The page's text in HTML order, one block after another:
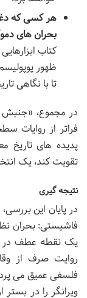
هر کسی که
بحران های
کتاب
ظهور
تا با نگاهی
در مجموع،
فراتر از روایات
پدیده های تاریخ
تقویت کند، یک
نتیجه گیری
در پایان این
فاشیستی: بحران
یک نقطه عطف در
روایت صرف از
فلسفی عمیق می
ویرانگر را در